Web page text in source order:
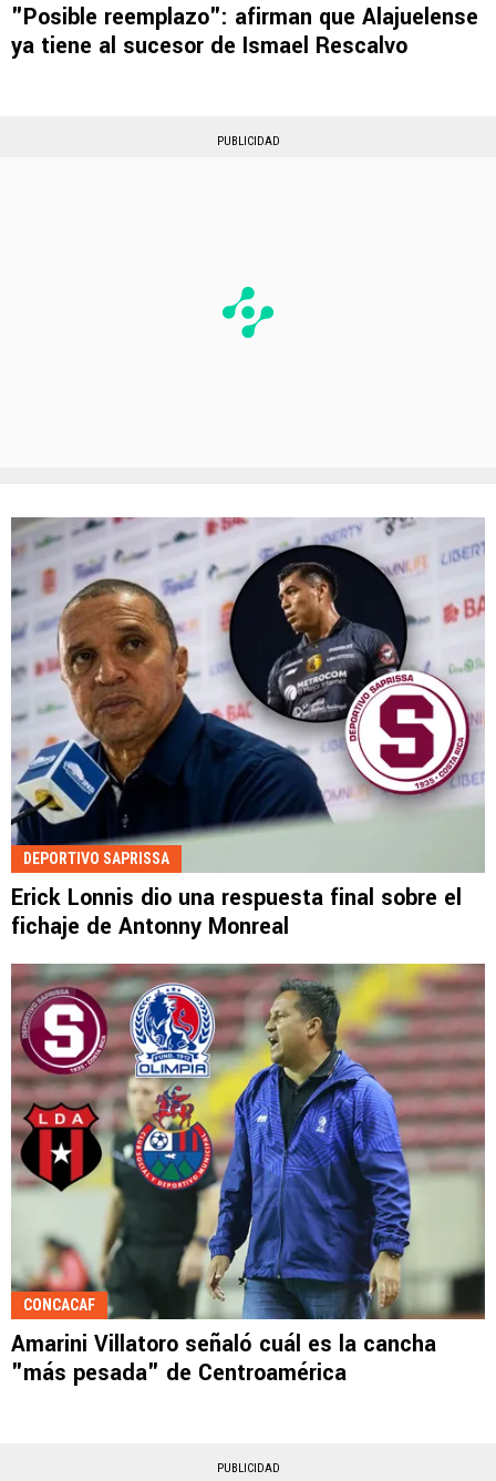
"Posible reemplazo": afirman que Alajuelense
ya tiene al sucesor de Ismael Rescalvo
PUBLICIDAD
DEPORTIVO SAPRISSA
Erick Lonnis dio una respuesta final sobre el
fichaje de Antonny Monreal
CONCACAF
Amarini Villatoro señaló cuál es la cancha
"más pesada" de Centroamérica
PUBLICIDAD